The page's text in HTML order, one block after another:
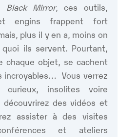
Black Mirror, ces outils,
engins frappent fort
plus il y en a, moins on
ils servent. Pourtant,
chaque objet, se cachent
incroyables… Vous verrez
insolites voire
des vidéos et
assister à des visites
et ateliers